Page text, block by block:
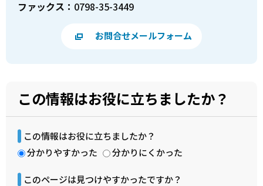
ファックス： 0798-35-3449
お問合せメールフォーム
この情報はお役に立ちましたか？
この情報はお役に立ちましたか？
分かりやすかった
分かりにくかった
このページは見つけやすかったですか？